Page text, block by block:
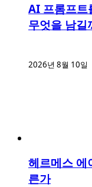
AI 프롬프트
무엇을 남길
2026년 8월 10일
헤르메스 에
른가